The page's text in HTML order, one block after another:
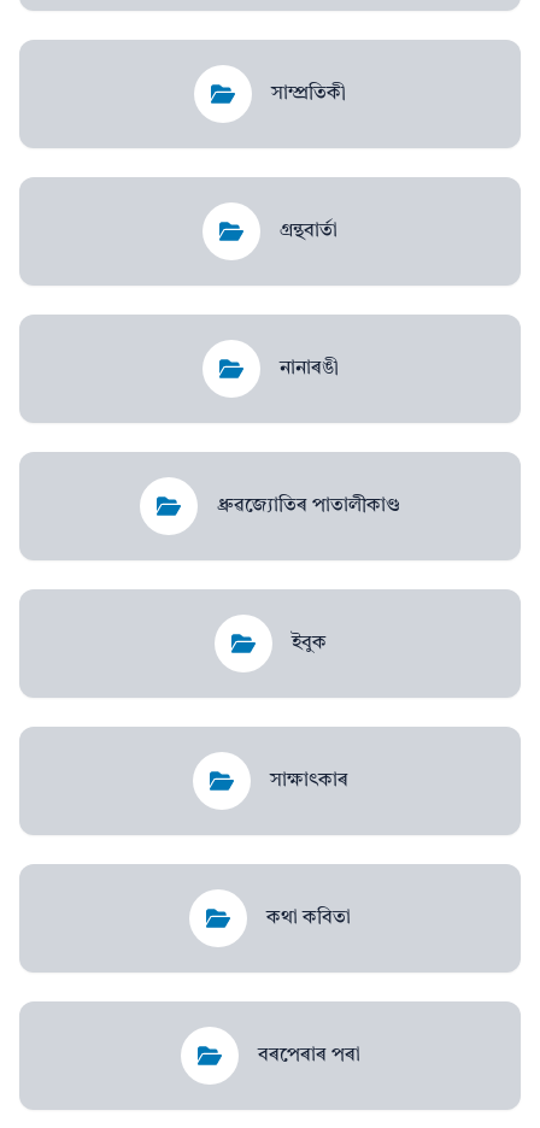
সাম্প্ৰতিকী
গ্ৰন্থবাৰ্তা
নানাৰঙী
ধ্ৰুৱজ্যোতিৰ পাতালীকাণ্ড
ইবুক
সাক্ষাৎকাৰ
কথা কবিতা
বৰপেৰাৰ পৰা